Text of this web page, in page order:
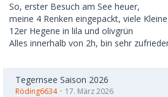
So, erster Besuch am See heuer,
meine 4 Renken eingepackt, viele
12er Hegene in lila und olivgrün
Alles innerhalb von 2h, bin sehr
Tegernsee Saison 2026
Röding6634 17. März 2026